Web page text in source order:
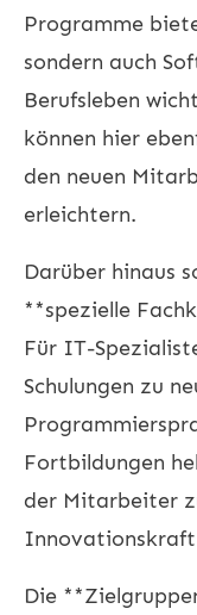
Programme
sondern auch
Berufsleben
können hier
den neuen
erleichtern.
Darüber hinaus
**spezielle
Für IT-
Schulungen zu
Fortbildungen
der Mitarbeiter
Innovationskraft
Die